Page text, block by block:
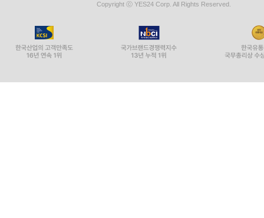
Copyright ⓒ YES24 Corp. All Rights Reserved.